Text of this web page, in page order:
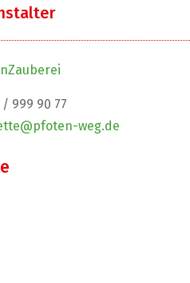
/ 999 90 77
weg.de